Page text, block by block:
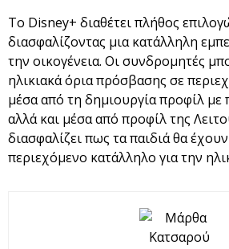
Το Disney+ διαθέτει πλήθος
διασφαλίζοντας μια κατάλληλη
την οικογένεια. Οι συνδρομητές
ηλικιακά όρια πρόσβασης σε
μέσα από τη δημιουργία προφίλ με
αλλά και μέσα από προφίλ της
διασφαλίζει πως τα παιδιά θα
περιεχόμενο κατάλληλο για την